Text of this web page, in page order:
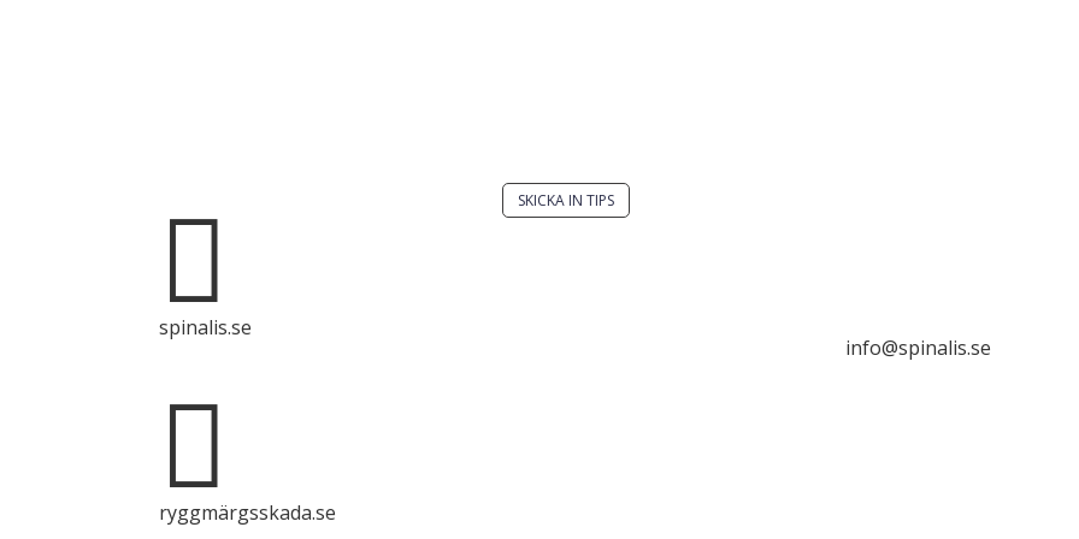

spinalis.se

ryggmärgsskada.se
SKICKA IN TIPS
info@spinalis.se